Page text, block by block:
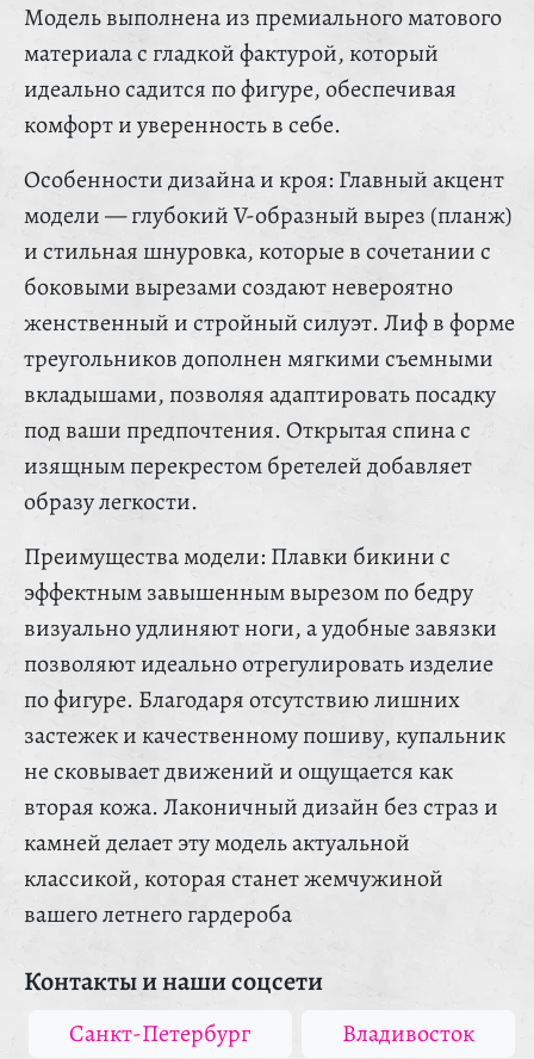
Модель выполнена из премиального матового
материала с гладкой фактурой, который
идеально садится по фигуре, обеспечивая
комфорт и уверенность в себе.
Особенности дизайна и кроя: Главный акцент
модели — глубокий V-образный вырез (планж)
и стильная шнуровка, которые в сочетании с
боковыми вырезами создают невероятно
женственный и стройный силуэт. Лиф в форме
треугольников дополнен мягкими съемными
вкладышами, позволяя адаптировать посадку
под ваши предпочтения. Открытая спина с
изящным перекрестом бретелей добавляет
образу легкости.
Преимущества модели: Плавки бикини с
эффектным завышенным вырезом по бедру
визуально удлиняют ноги, а удобные завязки
позволяют идеально отрегулировать изделие
по фигуре. Благодаря отсутствию лишних
застежек и качественному пошиву, купальник
не сковывает движений и ощущается как
вторая кожа. Лаконичный дизайн без страз и
камней делает эту модель актуальной
классикой, которая станет жемчужиной
вашего летнего гардероба
Контакты и наши соцсети
Санкт-Петербург Владивосток